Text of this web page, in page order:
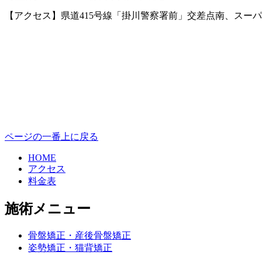
【アクセス】県道415号線「掛川警察署前」交差点南、スー
ページの一番上に戻る
HOME
アクセス
料金表
施術メニュー
骨盤矯正・産後骨盤矯正
姿勢矯正・猫背矯正